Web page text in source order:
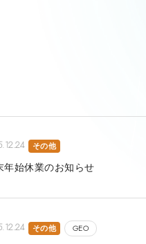
その他
年始休業のお知らせ
その他 GEO